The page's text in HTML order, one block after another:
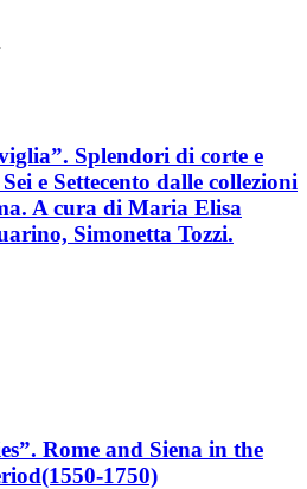
Splendori di corte e
e Settecento dalle collezioni
A cura di Maria Elisa
Simonetta Tozzi.
Rome and Siena in the
1750)